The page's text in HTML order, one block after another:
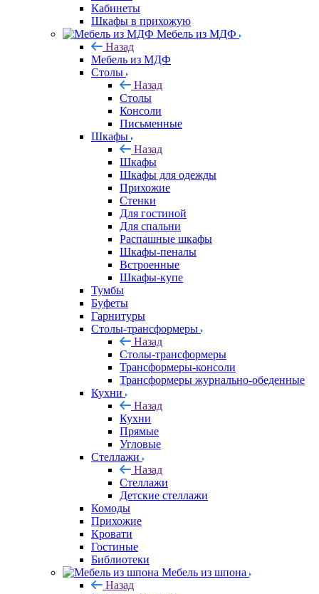
Кабинеты
Шкафы в прихожую
Мебель из МДФ
Назад
Мебель из МДФ
Столы
Назад
Столы
Консоли
Письменные
Шкафы
Назад
Шкафы
Шкафы для одежды
Прихожие
Стенки
Для гостиной
Для спальни
Распашные шкафы
Шкафы-пеналы
Встроенные
Шкафы-купе
Тумбы
Буфеты
Гарнитуры
Столы-трансформеры
Назад
Столы-трансформеры
Трансформеры-консоли
Трансформеры журнально-обеденные
Кухни
Назад
Кухни
Прямые
Угловые
Стеллажи
Назад
Стеллажи
Детские стеллажи
Комоды
Прихожие
Кровати
Гостиные
Библиотеки
Мебель из шпона
Назад